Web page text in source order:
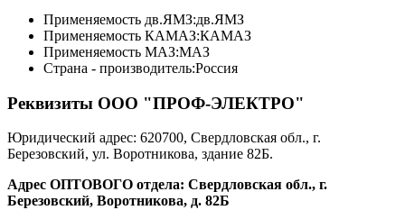
Применяемость дв.ЯМЗ:дв.ЯМЗ
Применяемость КАМАЗ:КАМАЗ
Применяемость МАЗ:МАЗ
Страна - производитель:Россия
Реквизиты ООО "ПРОФ-ЭЛЕКТРО"
Юридический адрес: 620700, Свердловская обл., г.
Березовский, ул. Воротникова, здание 82Б.
Адрес ОПТОВОГО отдела: Свердловская обл., г.
Березовский, Воротникова, д. 82Б